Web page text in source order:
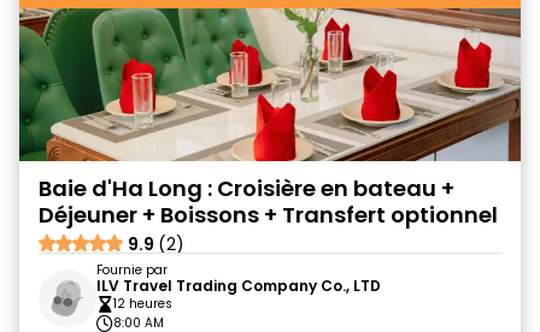
Baie d'Ha Long : Croisière en bateau +
Déjeuner + Boissons + Transfert optionnel
9.9 (2)
Fournie par
ILV Travel Trading Company Co., LTD
12 heures
8:00 AM